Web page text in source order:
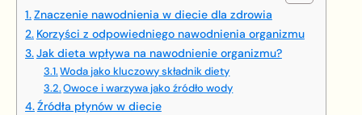
Znaczenie nawodnienia w diecie dla zdrowia
Korzyści z odpowiedniego nawodnienia organizmu
Jak dieta wpływa na nawodnienie organizmu?
Woda jako kluczowy składnik diety
Owoce i warzywa jako źródło wody
Źródła płynów w diecie